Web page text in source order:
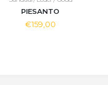
PIESANTO
€159,00